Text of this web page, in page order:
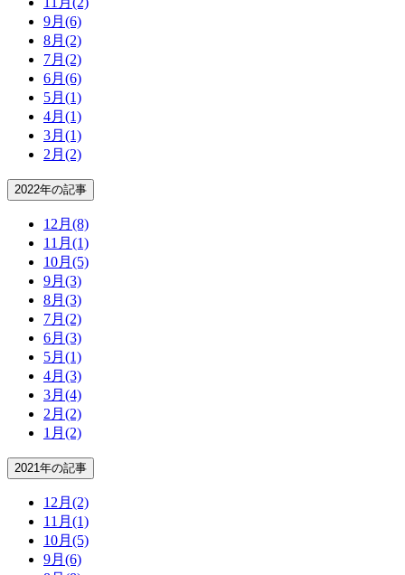
9月 (6)
8月 (2)
7月 (2)
6月 (6)
5月 (1)
4月 (1)
3月 (1)
2月 (2)
2022年の記事
12月 (8)
11月 (1)
10月 (5)
9月 (3)
8月 (3)
7月 (2)
6月 (3)
5月 (1)
4月 (3)
3月 (4)
2月 (2)
1月 (2)
2021年の記事
12月 (2)
11月 (1)
10月 (5)
9月 (6)